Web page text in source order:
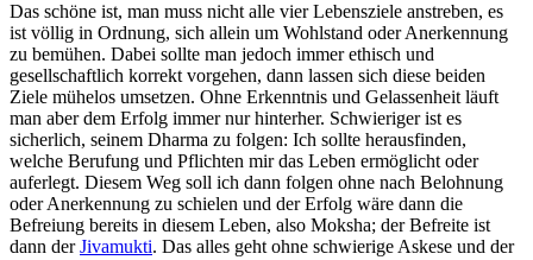
Das schöne ist, man muss nicht alle vier Lebensziele anstreben, es
ist völlig in Ordnung, sich allein um Wohlstand oder Anerkennung
zu bemühen. Dabei sollte man jedoch immer ethisch und
gesellschaftlich korrekt vorgehen, dann lassen sich diese beiden
Ziele mühelos umsetzen. Ohne Erkenntnis und Gelassenheit läuft
man aber dem Erfolg immer nur hinterher. Schwieriger ist es
sicherlich, seinem Dharma zu folgen: Ich sollte herausfinden,
welche Berufung und Pflichten mir das Leben ermöglicht oder
auferlegt. Diesem Weg soll ich dann folgen ohne nach Belohnung
oder Anerkennung zu schielen und der Erfolg wäre dann die
Befreiung bereits in diesem Leben, also Moksha; der Befreite ist
dann derJivamukti. Das alles geht ohne schwierige Askese und der